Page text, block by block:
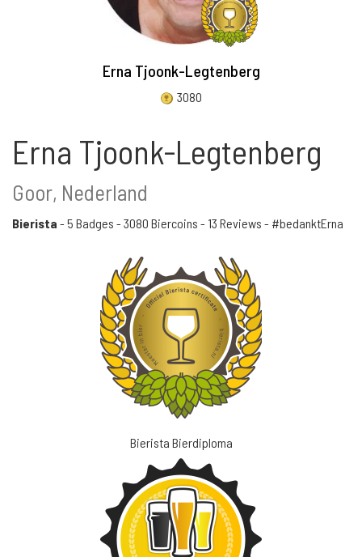
Erna Tjoonk-Legtenberg
3080
Erna Tjoonk-Legtenberg
Goor, Nederland
Bierista - 5 Badges - 3080 Biercoins - 13 Reviews - #bedanktErna
Bierista Bierdiploma